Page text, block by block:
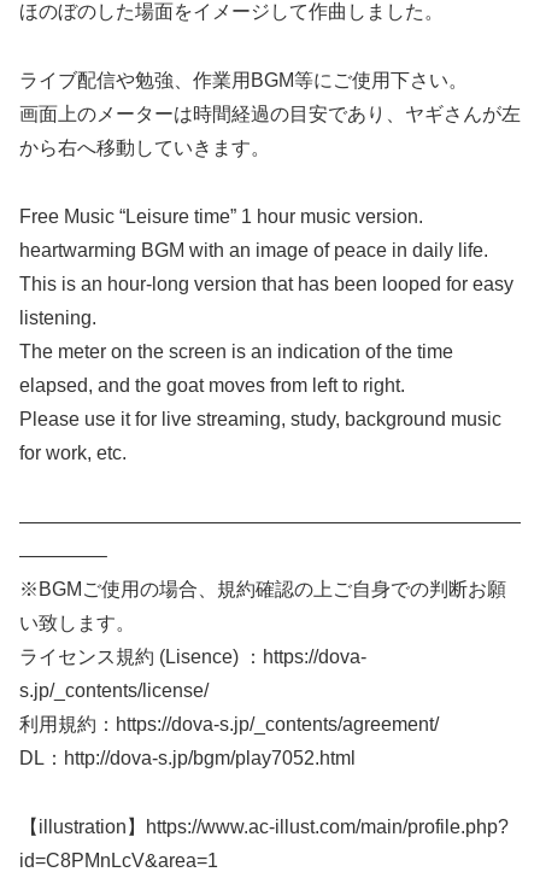
ほのぼのした場面をイメージして作曲しました。
ライブ配信や勉強、作業用BGM等にご使用下さい。
画面上のメーターは時間経過の目安であり、ヤギさんが左
から右へ移動していきます。
Free Music “Leisure time” 1 hour music version.
heartwarming BGM with an image of peace in daily life.
This is an hour-long version that has been looped for easy
listening.
The meter on the screen is an indication of the time
elapsed, and the goat moves from left to right.
Please use it for live streaming, study, background music
for work, etc.
——————————————————————————
————–
※BGMご使用の場合、規約確認の上ご自身での判断お願
い致します。
ライセンス規約 (Lisence) ：https://dova-
s.jp/_contents/license/
利用規約：https://dova-s.jp/_contents/agreement/
DL：http://dova-s.jp/bgm/play7052.html
【illustration】https://www.ac-illust.com/main/profile.php?
id=C8PMnLcV&area=1